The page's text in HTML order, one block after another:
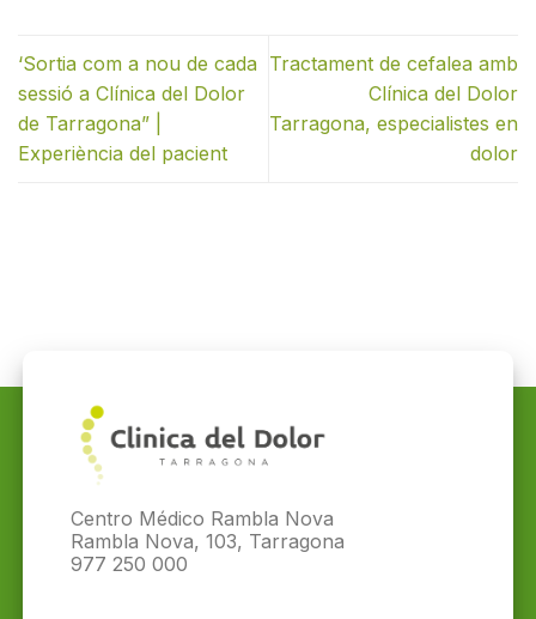
‘Sortia com a nou de cada
sessió a Clínica del Dolor
de Tarragona” |
Experiència del pacient
Tractament de cefalea amb
Clínica del Dolor
Tarragona, especialistes en
dolor
Centro Médico Rambla Nova
Rambla Nova, 103, Tarragona
977 250 000